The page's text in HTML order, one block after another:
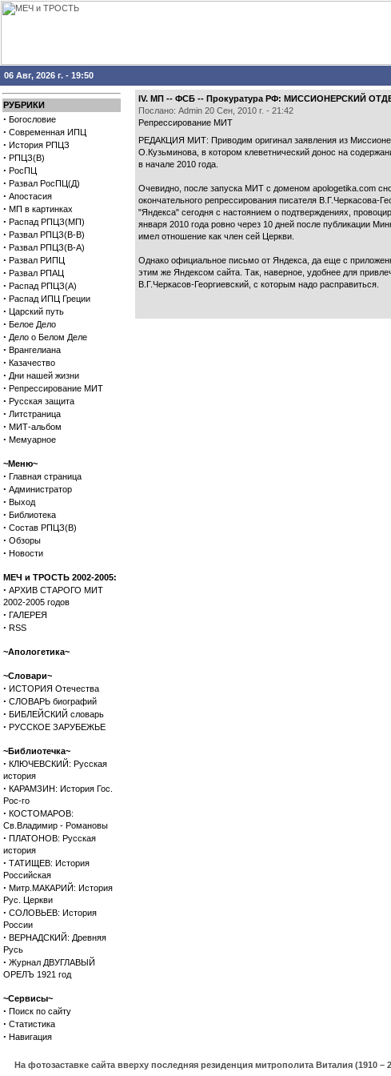
06 Авг, 2026 г. - 19:50
РУБРИКИ
· Богословие
· Современная ИПЦ
· История РПЦЗ
· РПЦЗ(В)
· РосПЦ
· Развал РосПЦ(Д)
· Апостасия
· МП в картинках
· Распад РПЦЗ(МП)
· Развал РПЦЗ(В-В)
· Развал РПЦЗ(В-А)
· Развал РИПЦ
· Развал РПАЦ
· Распад РПЦЗ(А)
· Распад ИПЦ Греции
· Царский путь
· Белое Дело
· Дело о Белом Деле
· Врангелиана
· Казачество
· Дни нашей жизни
· Репрессирование МИТ
· Русская защита
· Литстраница
· МИТ-альбом
· Мемуарное
~Меню~
· Главная страница
· Администратор
· Выход
· Библиотека
· Состав РПЦЗ(В)
· Обзоры
· Новости
МЕЧ и ТРОСТЬ 2002-2005:
· АРХИВ СТАРОГО МИТ
2002-2005 годов
· ГАЛЕРЕЯ
· RSS
~Апологетика~
~Словари~
· ИСТОРИЯ Отечества
· СЛОВАРЬ биографий
· БИБЛЕЙСКИЙ словарь
· РУССКОЕ ЗАРУБЕЖЬЕ
~Библиотечка~
· КЛЮЧЕВСКИЙ: Русская
история
· КАРАМЗИН: История Гос.
Рос-го
· КОСТОМАРОВ:
Св.Владимир - Романовы
· ПЛАТОНОВ: Русская
история
· ТАТИЩЕВ: История
Российская
· Митр.МАКАРИЙ: История
Рус. Церкви
· СОЛОВЬЕВ: История
России
· ВЕРНАДСКИЙ: Древняя
Русь
· Журнал ДВУГЛАВЫЙ
ОРЕЛЪ 1921 год
~Сервисы~
· Поиск по сайту
· Статистика
· Навигация
IV. МП -- ФСБ -- Прокуратура РФ: МИССИОНЕРСКИЙ
Послано: Admin 20 Сен, 2010 г. - 21:42
Репрессирование МИТ
РЕДАКЦИЯ МИТ: Приводим оригинал заявления из
О.Кузьминова, в котором клеветнический донос на
в начале 2010 года.
Очевидно, после запуска МИТ с доменом apologetika.com
окончательного репрессирования писателя В.Г.Черкасова-
"Яндекса" сегодня с настоянием о подтверждениях,
января 2010 года ровно через 10 дней после публикации
имел отношение как член сей Церкви.
Однако официальное письмо от Яндекса, да еще с
этим же Яндексом сайта. Так, наверное, удобнее для
В.Г.Черкасов-Георгиевский, с которым надо расправиться.
На фотозаставке сайта вверху последняя резиденция митрополита Виталия